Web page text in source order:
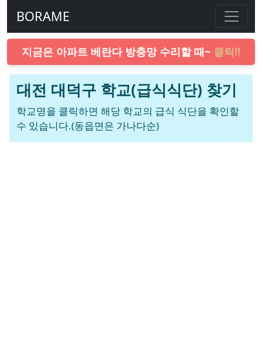
BORAME
지금은 아파트 베란다 방충망 수리할 때~ 클릭!!
대전 대덕구 학교(급식식단) 찾기
학교명을 클릭하면 해당 학교의 급식 식단을 확인할
수 있습니다.(동읍면은 가나다순)